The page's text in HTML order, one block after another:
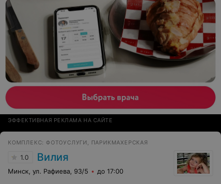
ЭФФЕКТИВНАЯ РЕКЛАМА НА САЙТЕ
КОМПЛЕКС: ФОТОУСЛУГИ, ПАРИКМАХЕРСКАЯ
1.0 Вилия
Минск, ул. Рафиева, 93/5 до 17:00